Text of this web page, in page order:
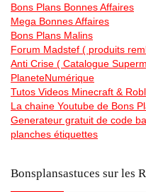
Bons Plans Bonnes Affaires
Mega Bonnes Affaires
Bons Plans Malins
Forum Madstef ( produits
Anti Crise ( Catalogue
PlaneteNumérique
Tutos Videos Minecraft &
La chaine Youtube de Bons
Generateur gratuit de code
planches étiquettes
Bonsplansastuces sur les